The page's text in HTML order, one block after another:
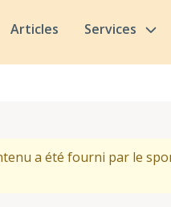
Articles Services
a été fourni par le